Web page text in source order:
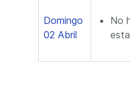
Domingo
02 Abril
No